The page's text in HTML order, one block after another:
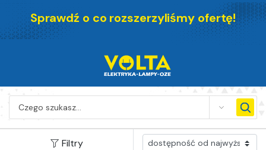
Sprawdź o co rozszerzyliśmy ofertę!
SEARCH
Filtry